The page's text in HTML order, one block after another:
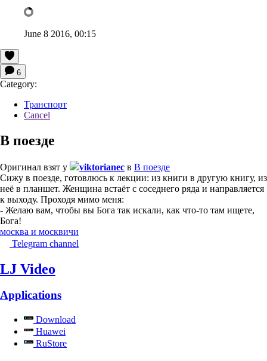
June 8 2016, 00:15
6
Category:
Транспорт
Cancel
В поезде
Оригинал взят у viktorianec в В поезде
Сижу в поезде, готовлюсь к лекции: из книги в другую книгу, из
неё в планшет. Женщина встаёт с соседнего ряда и направляется
к выходу. Проходя мимо меня:
- Желаю вам, чтобы вы Бога так искали, как что-то там ищете,
Бога!
москва и москвичи
Telegram channel
LJ Video
Applications
Download
Huawei
RuStore